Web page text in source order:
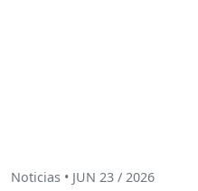
Noticias • JUN 23 / 2026